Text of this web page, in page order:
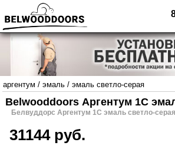
аргентум / эмаль / эмаль светло-серая
Belwooddoors Аргентум 1С
Белвуддорс Аргентум 1С эмаль светло-серая
31144 руб.